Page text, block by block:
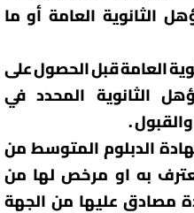
الثانوية العامة أو ما
العامة قبل الحصول على
الثانوية المحدد في
.
الدبلوم المتوسط من
به او مرخص لها من
مصادق عليها من الجهة